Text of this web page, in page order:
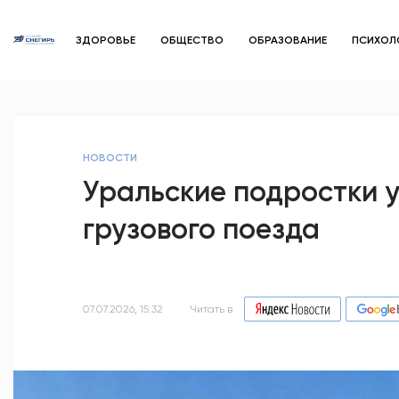
ЗДОРОВЬЕ ОБЩЕСТВО ОБРАЗОВАНИЕ
НОВОСТИ
Уральские подростки
грузового поезда
07.07.2026, 15:32 Читать в